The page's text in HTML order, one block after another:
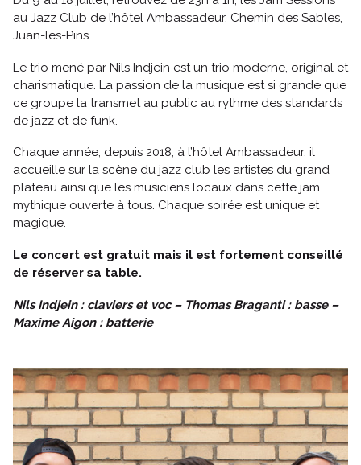
au Jazz Club de l’hôtel Ambassadeur, Chemin des Sables,
Juan-les-Pins.
Le trio mené par Nils Indjein est un trio moderne, original et
charismatique. La passion de la musique est si grande que
ce groupe la transmet au public au rythme des standards
de jazz et de funk.
Chaque année, depuis 2018, à l’hôtel Ambassadeur, il
accueille sur la scène du jazz club les artistes du grand
plateau ainsi que les musiciens locaux dans cette jam
mythique ouverte à tous. Chaque soirée est unique et
magique.
Le concert est gratuit mais il est fortement conseillé
de réserver sa table.
Nils Indjein : claviers et voc – Thomas Braganti : basse –
Maxime Aigon : batterie